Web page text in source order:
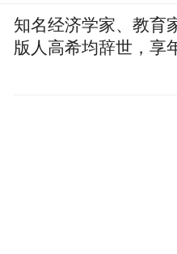
知名经济学家、教育
版人高希均辞世，享